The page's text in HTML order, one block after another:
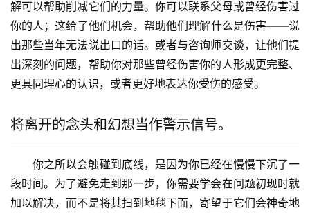
解可以帮助削减它们的力量。你可以联系父母或曾经伤害过
你的人；这给了他们机会，帮助他们理解什么是伤害——说
出那些当年无法说出口的话。或者与咨询师交谈，让他们提
出深刻的问题，帮助你对那些曾经伤害你的人形成更完整、
更具同理心的认识，或者更好地表达你受伤的感受。
将离开的念头和幻想当作警示信号。
你之所以会触碰到底线，是因为你已经在慢慢下沉了一
段时间。为了避免走到那一步，你需要学会在问题初现时就
加以解决，而不是将其扫到地毯下面，寄望于它们会神奇地